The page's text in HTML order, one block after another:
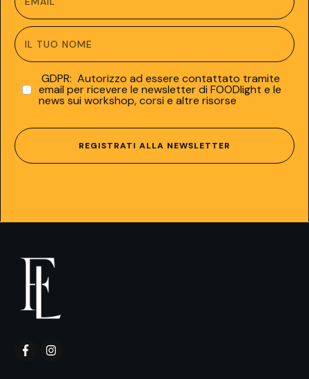
GDPR: Autorizzo ad essere contattato tramite
email per ricevere le newsletter di FOODlight e le
news sui workshop, corsi e altre risorse
REGISTRATI ALLA NEWSLETTER